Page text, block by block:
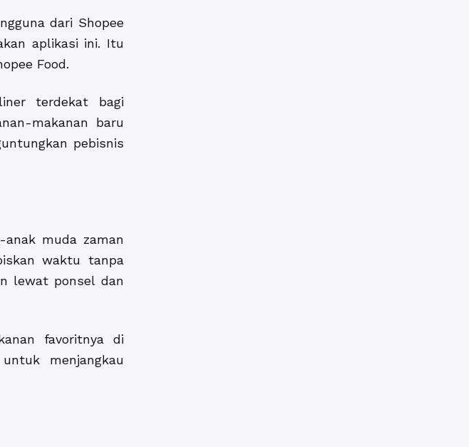
dari Shopee
aplikasi ini. Itu
Food.
terdekat bagi
makanan baru
pebisnis
muda zaman
waktu tanpa
lewat ponsel dan
favoritnya di
menjangkau